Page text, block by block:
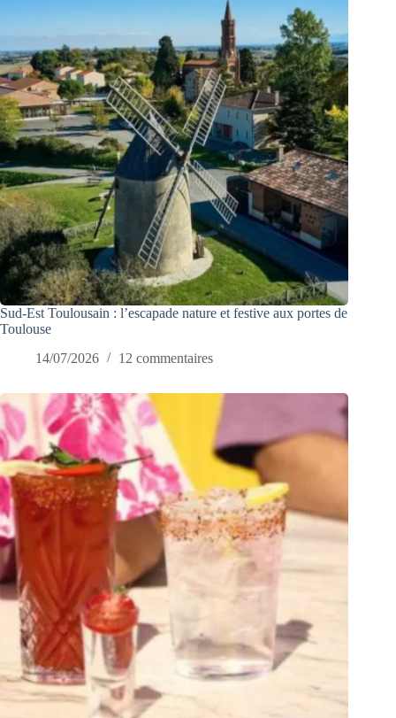
Sud-Est Toulousain : l’escapade nature et festive aux portes de
Toulouse
14/07/2026
12 commentaires